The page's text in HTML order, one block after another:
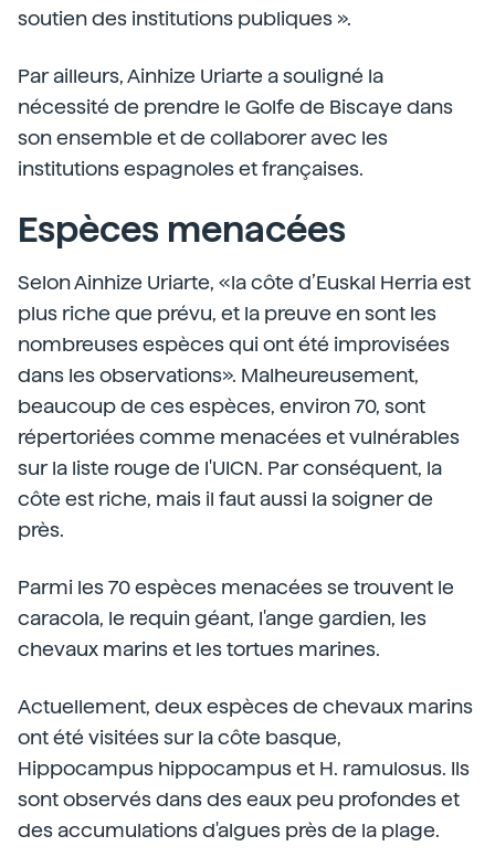
soutien des institutions publiques ».
Par ailleurs, Ainhize Uriarte a souligné la
nécessité de prendre le Golfe de Biscaye dans
son ensemble et de collaborer avec les
institutions espagnoles et françaises.
Espèces menacées
Selon Ainhize Uriarte, «la côte d’Euskal Herria est
plus riche que prévu, et la preuve en sont les
nombreuses espèces qui ont été improvisées
dans les observations». Malheureusement,
beaucoup de ces espèces, environ 70, sont
répertoriées comme menacées et vulnérables
sur la liste rouge de l'UICN. Par conséquent, la
côte est riche, mais il faut aussi la soigner de
près.
Parmi les 70 espèces menacées se trouvent le
caracola, le requin géant, l'ange gardien, les
chevaux marins et les tortues marines.
Actuellement, deux espèces de chevaux marins
ont été visitées sur la côte basque,
Hippocampus hippocampus et H. ramulosus. Ils
sont observés dans des eaux peu profondes et
des accumulations d'algues près de la plage.